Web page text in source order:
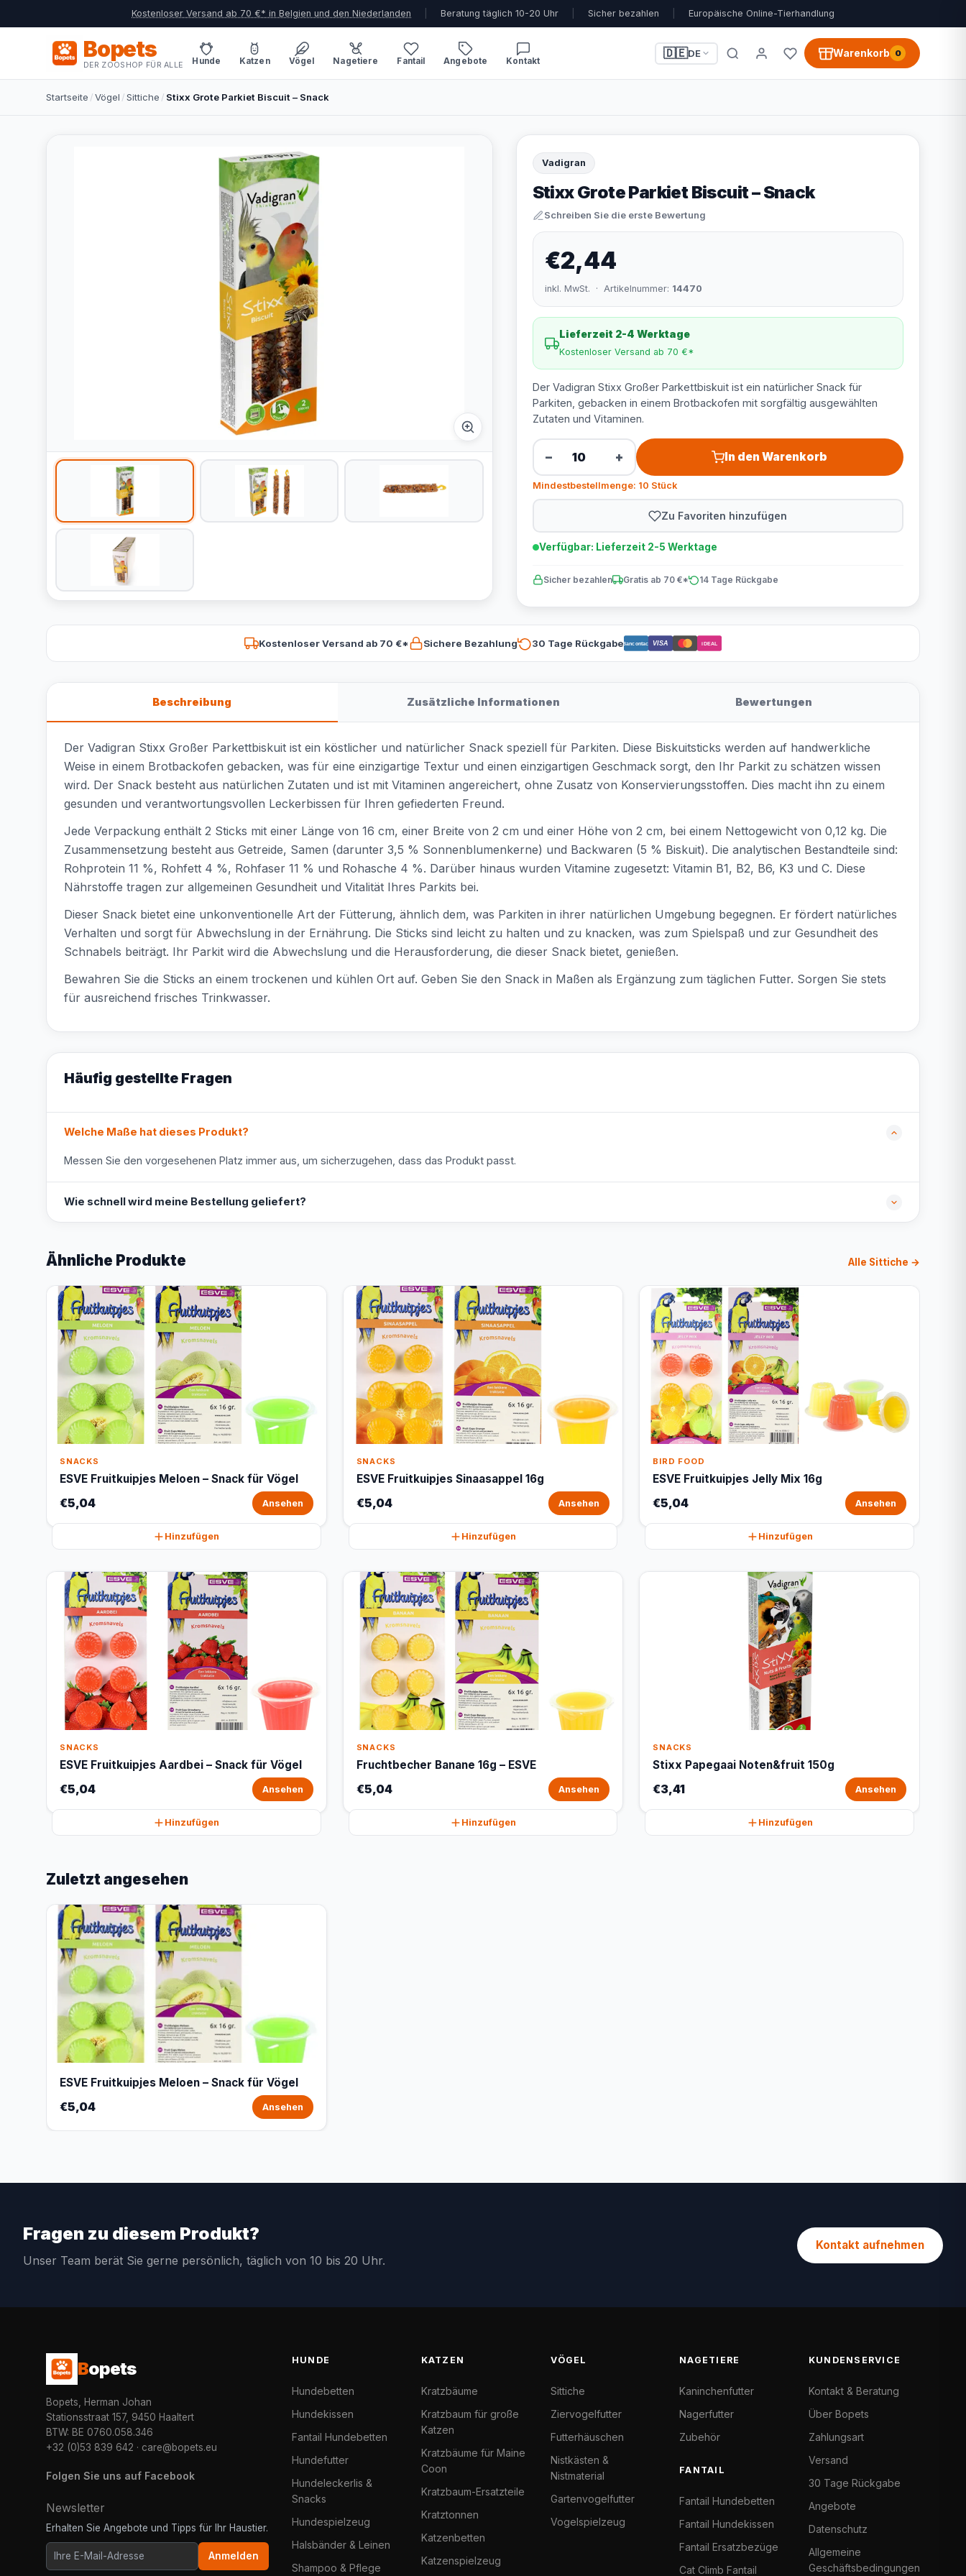
Kostenloser Versand ab 70 €* in Belgien und den Niederlanden Beratung täglich 10-20 Uhr Sicher bezahlen Europäische Online-Tierhandlung
Bopets
DER ZOOSHOP FÜR ALLE Hunde Katzen Vögel Nagetiere Fantail Angebote Kontakt
🇩🇪DE Warenkorb 0
Startseite /Vögel /Sittiche / Stixx Grote Parkiet Biscuit – Snack
Vadigran
Stixx Grote Parkiet Biscuit – Snack
Schreiben Sie die erste Bewertung
€2,44
inkl. MwSt. · Artikelnummer: 14470
Lieferzeit 2-4 Werktage
Kostenloser Versand ab 70 €*
Der Vadigran Stixx Großer Parkettbiskuit ist ein natürlicher Snack für
Parkiten, gebacken in einem Brotbackofen mit sorgfältig ausgewählten
Zutaten und Vitaminen.
− + In den Warenkorb
Mindestbestellmenge: 10 Stück
Zu Favoriten hinzufügen
Verfügbar: Lieferzeit 2-5 Werktage
Sicher bezahlen Gratis ab 70 €* 14 Tage Rückgabe
Kostenloser Versand ab 70 €* Sichere Bezahlung 30 Tage RückgabeBancontact VISA iDEAL
Beschreibung Zusätzliche Informationen Bewertungen
Der Vadigran Stixx Großer Parkettbiskuit ist ein köstlicher und natürlicher Snack speziell für Parkiten. Diese Biskuitsticks werden auf handwerkliche
Weise in einem Brotbackofen gebacken, was für eine einzigartige Textur und einen einzigartigen Geschmack sorgt, den Ihr Parkit zu schätzen wissen
wird. Der Snack besteht aus natürlichen Zutaten und ist mit Vitaminen angereichert, ohne Zusatz von Konservierungsstoffen. Dies macht ihn zu einem
gesunden und verantwortungsvollen Leckerbissen für Ihren gefiederten Freund.
Jede Verpackung enthält 2 Sticks mit einer Länge von 16 cm, einer Breite von 2 cm und einer Höhe von 2 cm, bei einem Nettogewicht von 0,12 kg. Die
Zusammensetzung besteht aus Getreide, Samen (darunter 3,5 % Sonnenblumenkerne) und Backwaren (5 % Biskuit). Die analytischen Bestandteile sind:
Rohprotein 11 %, Rohfett 4 %, Rohfaser 11 % und Rohasche 4 %. Darüber hinaus wurden Vitamine zugesetzt: Vitamin B1, B2, B6, K3 und C. Diese
Nährstoffe tragen zur allgemeinen Gesundheit und Vitalität Ihres Parkits bei.
Dieser Snack bietet eine unkonventionelle Art der Fütterung, ähnlich dem, was Parkiten in ihrer natürlichen Umgebung begegnen. Er fördert natürliches
Verhalten und sorgt für Abwechslung in der Ernährung. Die Sticks sind leicht zu halten und zu knacken, was zum Spielspaß und zur Gesundheit des
Schnabels beiträgt. Ihr Parkit wird die Abwechslung und die Herausforderung, die dieser Snack bietet, genießen.
Bewahren Sie die Sticks an einem trockenen und kühlen Ort auf. Geben Sie den Snack in Maßen als Ergänzung zum täglichen Futter. Sorgen Sie stets
für ausreichend frisches Trinkwasser.
Häufig gestellte Fragen
Welche Maße hat dieses Produkt?
Messen Sie den vorgesehenen Platz immer aus, um sicherzugehen, dass das Produkt passt.
Wie schnell wird meine Bestellung geliefert?
Ähnliche Produkte Alle Sittiche →
SNACKS
ESVE Fruitkuipjes Meloen – Snack für Vögel
€5,04 Ansehen
Hinzufügen
SNACKS
ESVE Fruitkuipjes Sinaasappel 16g
€5,04 Ansehen
Hinzufügen
BIRD FOOD
ESVE Fruitkuipjes Jelly Mix 16g
€5,04 Ansehen
Hinzufügen
SNACKS
ESVE Fruitkuipjes Aardbei – Snack für Vögel
€5,04 Ansehen
Hinzufügen
SNACKS
Fruchtbecher Banane 16g – ESVE
€5,04 Ansehen
Hinzufügen
SNACKS
Stixx Papegaai Noten&fruit 150g
€3,41 Ansehen
Hinzufügen
Zuletzt angesehen
ESVE Fruitkuipjes Meloen – Snack für Vögel
€5,04 Ansehen
Fragen zu diesem Produkt?
Unser Team berät Sie gerne persönlich, täglich von 10 bis 20 Uhr.
Kontakt aufnehmen
Bopets
Bopets, Herman Johan
Stationsstraat 157, 9450 Haaltert
BTW: BE 0760.058.346
+32 (0)53 839 642 · care@bopets.eu
Folgen Sie uns auf Facebook
Newsletter
Erhalten Sie Angebote und Tipps für Ihr Haustier.
Anmelden
HUNDE
Hundebetten
Hundekissen
Fantail Hundebetten
Hundefutter
Hundeleckerlis &
Snacks
Hundespielzeug
Halsbänder & Leinen
Shampoo & Pflege
KATZEN
Kratzbäume
Kratzbaum für große
Katzen
Kratzbäume für Maine
Coon
Kratzbaum-Ersatzteile
Kratztonnen
Katzenbetten
Katzenspielzeug
VÖGEL
Sittiche
Ziervogelfutter
Futterhäuschen
Nistkästen &
Nistmaterial
Gartenvogelfutter
Vogelspielzeug
NAGETIERE
Kaninchenfutter
Nagerfutter
Zubehör
FANTAIL
Fantail Hundebetten
Fantail Hundekissen
Fantail Ersatzbezüge
Cat Climb Fantail
KUNDENSERVICE
Kontakt & Beratung
Über Bopets
Zahlungsart
Versand
30 Tage Rückgabe
Angebote
Datenschutz
Allgemeine
Geschäftsbedingungen